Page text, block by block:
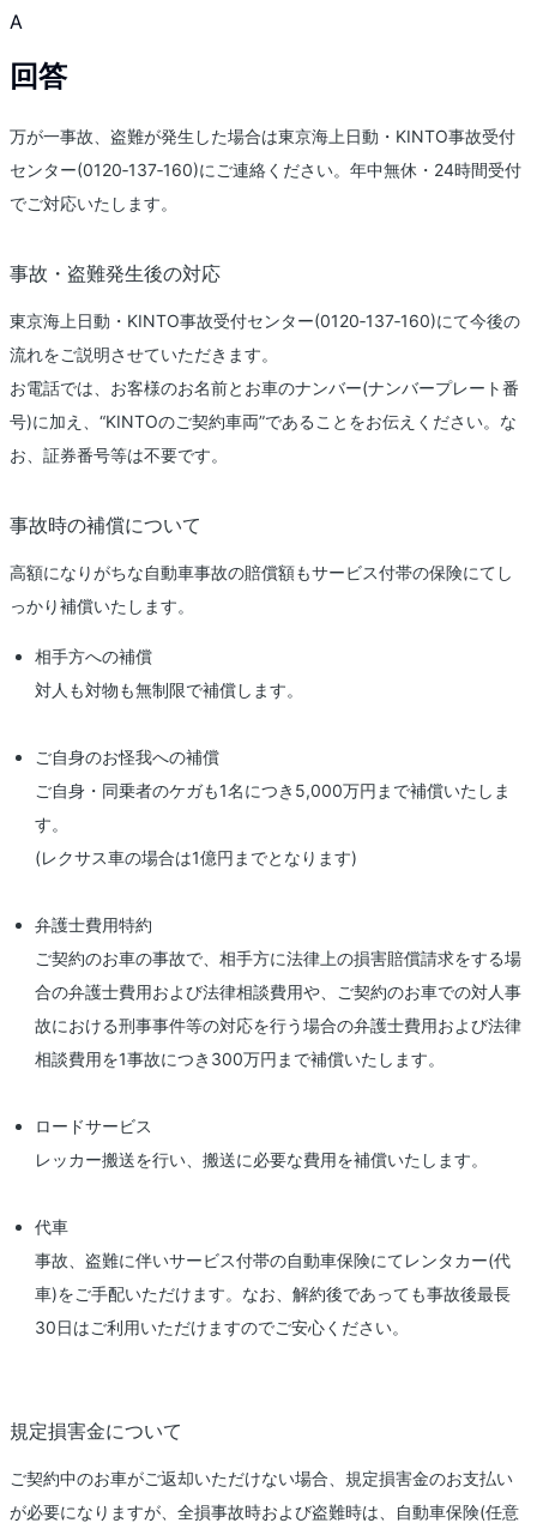
A
回答
万が一事故、盗難が発生した場合は東京海上日動・KINTO事故受付
センター(0120‐137‐160)にご連絡ください。年中無休・24時間受付
でご対応いたします。
事故・盗難発生後の対応
東京海上日動・KINTO事故受付センター(0120‐137‐160)にて今後の
流れをご説明させていただきます。
お電話では、お客様のお名前とお車のナンバー(ナンバープレート番
号)に加え、“KINTOのご契約車両”であることをお伝えください。な
お、証券番号等は不要です。
事故時の補償について
高額になりがちな自動車事故の賠償額もサービス付帯の保険にてし
っかり補償いたします。
相手方への補償
対人も対物も無制限で補償します。
ご自身のお怪我への補償
ご自身・同乗者のケガも1名につき5,000万円まで補償いたしま
す。
(レクサス車の場合は1億円までとなります)
弁護士費用特約
ご契約のお車の事故で、相手方に法律上の損害賠償請求をする場
合の弁護士費用および法律相談費用や、ご契約のお車での対人事
故における刑事事件等の対応を行う場合の弁護士費用および法律
相談費用を1事故につき300万円まで補償いたします。
ロードサービス
レッカー搬送を行い、搬送に必要な費用を補償いたします。
代車
事故、盗難に伴いサービス付帯の自動車保険にてレンタカー(代
車)をご手配いただけます。なお、解約後であっても事故後最長
30日はご利用いただけますのでご安心ください。
規定損害金について
ご契約中のお車がご返却いただけない場合、規定損害金のお支払い
が必要になりますが、全損事故時および盗難時は、自動車保険(任意